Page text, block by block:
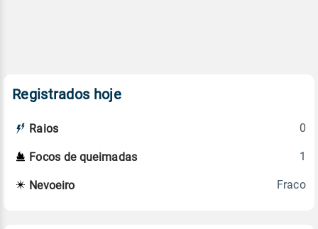
Registrados hoje
Raios 0
Focos de queimadas 1
Nevoeiro Fraco